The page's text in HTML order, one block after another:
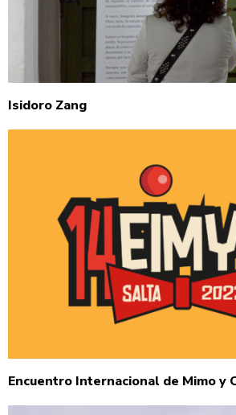
Isidoro Zang
Encuentro Internacional de Mimo y